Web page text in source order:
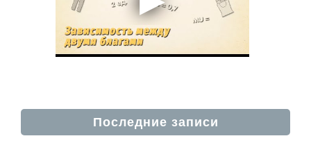
Последние записи